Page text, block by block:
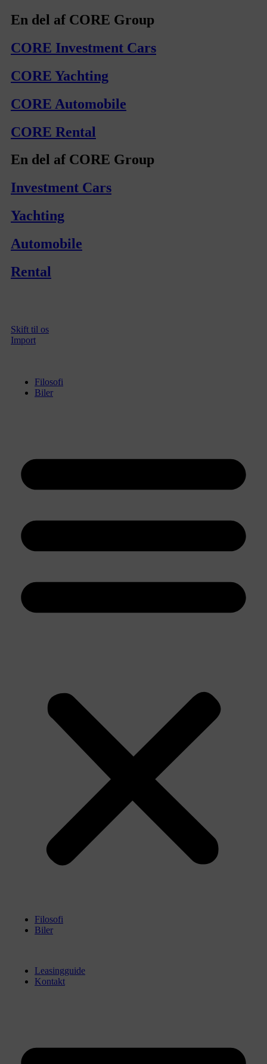
En del af CORE Group
CORE Investment Cars
CORE Yachting
CORE Automobile
CORE Rental
En del af CORE Group
Investment Cars
Yachting
Automobile
Rental
Skift til os
Import
Filosofi
Biler
Filosofi
Biler
Leasingguide
Kontakt